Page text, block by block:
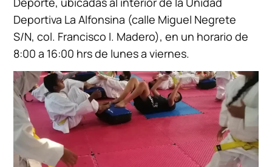
Deportiva La Alfonsina (calle Miguel Negrete
S/N, col. Francisco I. Madero), en un horario de
8:00 a 16:00 hrs de lunes a viernes.